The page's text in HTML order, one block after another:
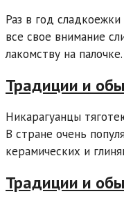
Раз в год
все свое внимание
лакомству на
Традиции и
Никарагуанцы
В стране очень
керамических и
Традиции и